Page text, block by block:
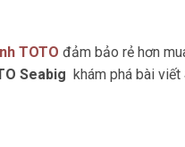
TOTO đảm bảo rẻ hơn
Seabig khám phá bài viết